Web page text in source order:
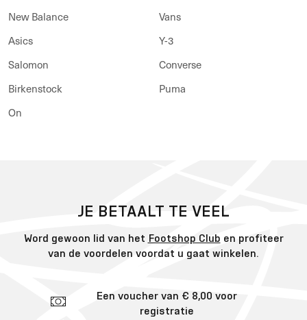
New Balance
Asics
Salomon
Birkenstock
On
Vans
Y-3
Converse
Puma
JE BETAALT TE VEEL
Word gewoon lid van het Footshop Club en profiteer
van de voordelen voordat u gaat winkelen.
Een voucher van € 8,00 voor
registratie